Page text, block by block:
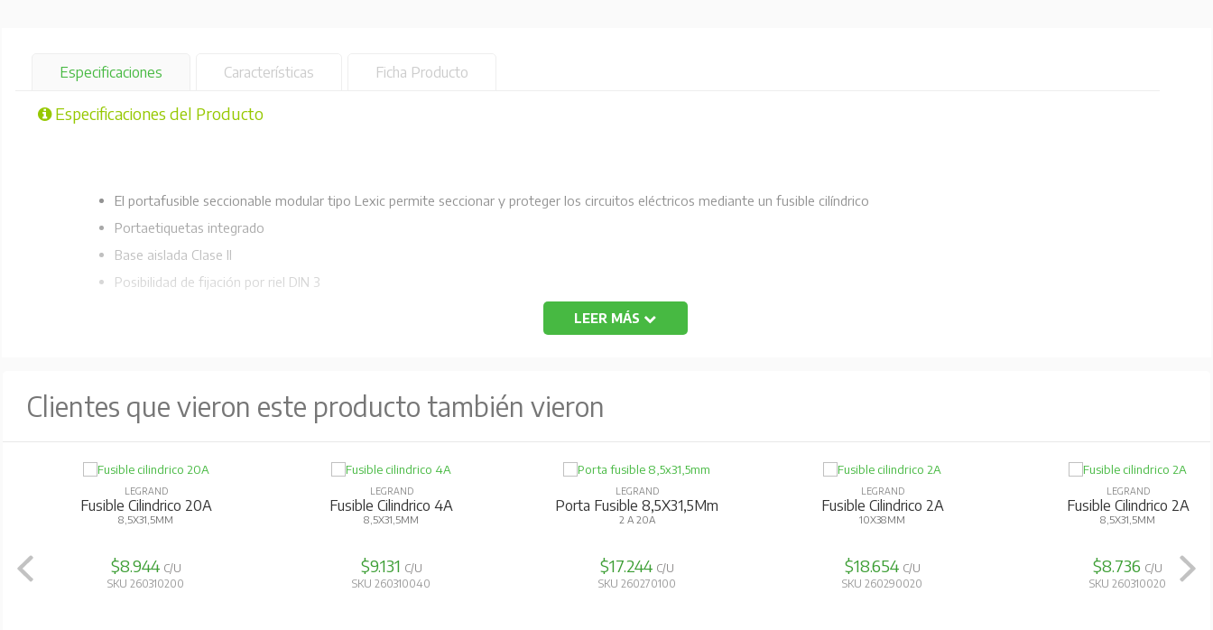
Especificaciones Características Ficha Producto
Especificaciones del Producto
El portafusible seccionable modular tipo Lexic permite seccionar y proteger los circuitos eléctricos mediante un fusible cilíndrico
Portaetiquetas integrado
Base aislada Clase II
Posibilidad de fijación por riel DIN 3
LEER MÁS
Clientes que vieron este producto también vieron
LEGRAND
Fusible Cilindrico 20A
8,5X31,5MM
$8.944 C/U
SKU 260310200
LEGRAND
Fusible Cilindrico 4A
8,5X31,5MM
$9.131 C/U
SKU 260310040
LEGRAND
Porta Fusible 8,5X31,5Mm
2 A 20A
$17.244 C/U
SKU 260270100
LEGRAND
Fusible Cilindrico 2A
10X38MM
$18.654 C/U
SKU 260290020
LEGRAND
Fusible Cilindrico 2A
8,5X31,5MM
$8.736 C/U
SKU 260310020